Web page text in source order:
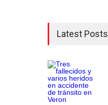
Latest Posts